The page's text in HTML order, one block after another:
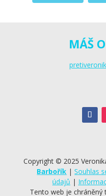
MÁŠ
Copyright © 2025
Barbořík |Souhlas
údajů |
Tento web je chráněný